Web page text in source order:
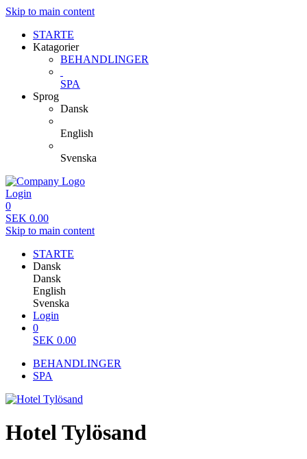
Skip to main content
STARTE
Katagorier
BEHANDLINGER
SPA
Sprog
Dansk
English
Svenska
Login
0
SEK 0.00
Skip to main content
STARTE
Dansk
Dansk
English
Svenska
Login
0
SEK 0.00
BEHANDLINGER
SPA
Hotel Tylösand